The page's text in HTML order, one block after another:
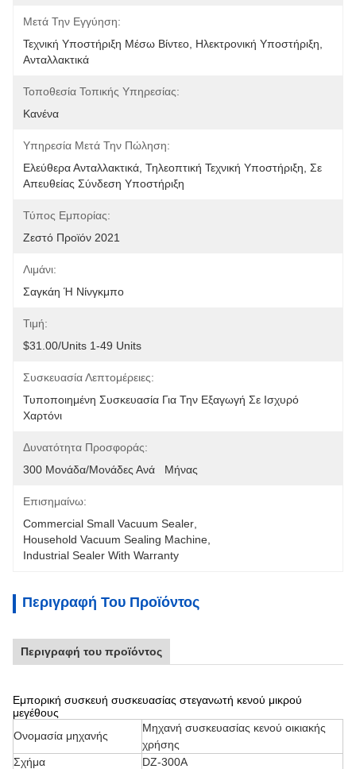
Μετά Την Εγγύηση:
Τεχνική Υποστήριξη Μέσω Βίντεο, Ηλεκτρονική Υποστήριξη,
Ανταλλακτικά
Τοποθεσία Τοπικής Υπηρεσίας:
Κανένα
Υπηρεσία Μετά Την Πώληση:
Ελεύθερα Ανταλλακτικά, Τηλεοπτική Τεχνική Υποστήριξη, Σε
Απευθείας Σύνδεση Υποστήριξη
Τύπος Εμπορίας:
Ζεστό Προϊόν 2021
Λιμάνι:
Σαγκάη Ή Νίνγκμπο
Τιμή:
$31.00/units 1-49 Units
Συσκευασία Λεπτομέρειες:
Τυποποιημένη Συσκευασία Για Την Εξαγωγή Σε Ισχυρό
Χαρτόνι
Δυνατότητα Προσφοράς:
300 Μονάδα/μονάδες Ανά   Μήνας
Επισημαίνω:
Commercial Small Vacuum Sealer
Household Vacuum Sealing Machine
Industrial Sealer With Warranty
Περιγραφή Του Προϊόντος
Περιγραφή του προϊόντος
Εμπορική συσκευή συσκευασίας στεγανωτή κενού μικρού
μεγέθους
Ονομασία μηχανής
Μηχανή συσκευασίας κενού οικιακής
χρήσης
Σχήμα
DZ-300A